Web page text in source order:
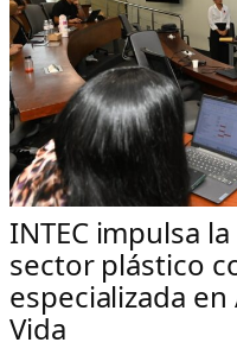
INTEC impulsa
sector plástico
especializada
Vida